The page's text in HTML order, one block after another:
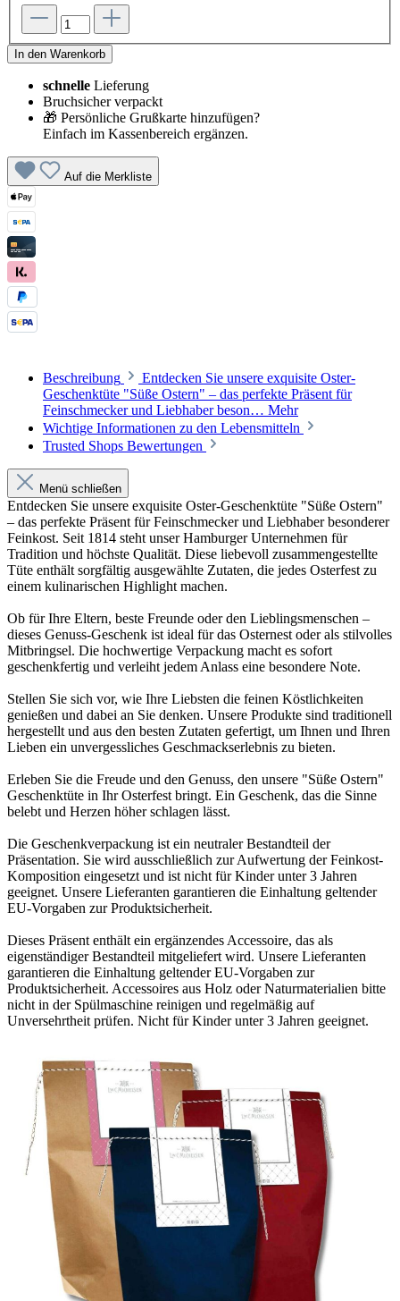
In den Warenkorb
schnelle Lieferung
Bruchsicher verpackt
🎁 Persönliche Grußkarte hinzufügen?
Einfach im Kassenbereich ergänzen.
Auf die Merkliste
Beschreibung
Entdecken Sie unsere exquisite Oster-
Geschenktüte "Süße Ostern" – das perfekte Präsent für
Feinschmecker und Liebhaber beson… Mehr
Wichtige Informationen zu den Lebensmitteln
Trusted Shops Bewertungen
Menü schließen
Entdecken Sie unsere exquisite Oster-Geschenktüte "Süße Ostern"
– das perfekte Präsent für Feinschmecker und Liebhaber besonderer
Feinkost. Seit 1814 steht unser Hamburger Unternehmen für
Tradition und höchste Qualität. Diese liebevoll zusammengestellte
Tüte enthält sorgfältig ausgewählte Zutaten, die jedes Osterfest zu
einem kulinarischen Highlight machen.
Ob für Ihre Eltern, beste Freunde oder den Lieblingsmenschen –
dieses Genuss-Geschenk ist ideal für das Osternest oder als stilvolles
Mitbringsel. Die hochwertige Verpackung macht es sofort
geschenkfertig und verleiht jedem Anlass eine besondere Note.
Stellen Sie sich vor, wie Ihre Liebsten die feinen Köstlichkeiten
genießen und dabei an Sie denken. Unsere Produkte sind traditionell
hergestellt und aus den besten Zutaten gefertigt, um Ihnen und Ihren
Lieben ein unvergessliches Geschmackserlebnis zu bieten.
Erleben Sie die Freude und den Genuss, den unsere "Süße Ostern"
Geschenktüte in Ihr Osterfest bringt. Ein Geschenk, das die Sinne
belebt und Herzen höher schlagen lässt.
Die Geschenkverpackung ist ein neutraler Bestandteil der
Präsentation. Sie wird ausschließlich zur Aufwertung der Feinkost-
Komposition eingesetzt und ist nicht für Kinder unter 3 Jahren
geeignet. Unsere Lieferanten garantieren die Einhaltung geltender
EU-Vorgaben zur Produktsicherheit.
Dieses Präsent enthält ein ergänzendes Accessoire, das als
eigenständiger Bestandteil mitgeliefert wird. Unsere Lieferanten
garantieren die Einhaltung geltender EU-Vorgaben zur
Produktsicherheit. Accessoires aus Holz oder Naturmaterialien bitte
nicht in der Spülmaschine reinigen und regelmäßig auf
Unversehrtheit prüfen. Nicht für Kinder unter 3 Jahren geeignet.